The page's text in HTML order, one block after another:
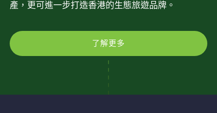
產，更可進一步打造香港的生態旅遊品牌。
了解更多